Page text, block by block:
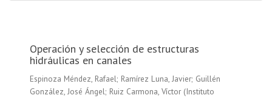
Operación y selección de estructuras
hidráulicas en canales
Espinoza Méndez, Rafael; Ramírez Luna, Javier; Guillén
González, José Ángel; Ruiz Carmona, Víctor (Instituto